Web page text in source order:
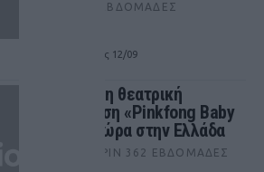
ΠΡΙΝ 366 ΕΒΔΟΜΆΔΕΣ
από 21/06 έως 12/09
Η επίσημη θεατρική
παράσταση «Pinkfong Baby
Shark» τώρα στην Ελλάδα
ΠΡΙΝ 362 ΕΒΔΟΜΆΔΕΣ